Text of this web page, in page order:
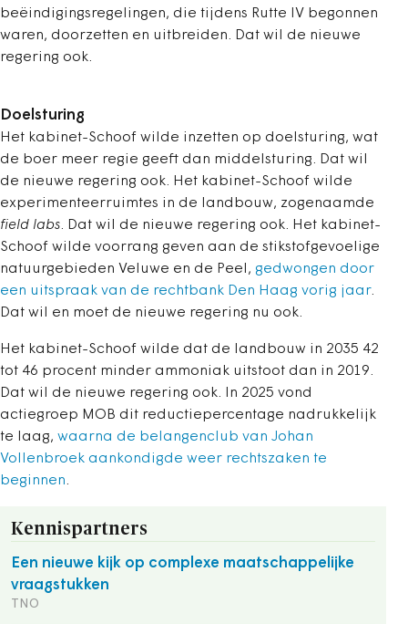
beëindigingsregelingen, die tijdens Rutte IV begonnen
waren, doorzetten en uitbreiden. Dat wil de nieuwe
regering ook.
Doelsturing
Het kabinet-Schoof wilde inzetten op doelsturing, wat
de boer meer regie geeft dan middelsturing. Dat wil
de nieuwe regering ook. Het kabinet-Schoof wilde
experimenteerruimtes in de landbouw, zogenaamde
field labs. Dat wil de nieuwe regering ook. Het kabinet-
Schoof wilde voorrang geven aan de stikstofgevoelige
natuurgebieden Veluwe en de Peel, gedwongen door
een uitspraak van de rechtbank Den Haag vorig jaar.
Dat wil en moet de nieuwe regering nu ook.
Het kabinet-Schoof wilde dat de landbouw in 2035 42
tot 46 procent minder ammoniak uitstoot dan in 2019.
Dat wil de nieuwe regering ook. In 2025 vond
actiegroep MOB dit reductiepercentage nadrukkelijk
te laag, waarna de belangenclub van Johan
Vollenbroek aankondigde weer rechtszaken te
beginnen.
Kennispartners
Een nieuwe kijk op complexe maatschappelijke
vraagstukken
TNO